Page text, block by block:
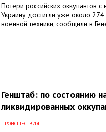
Потери российских оккупантов
Украину достигли уже около
военной техники, сообщили в
Генштаб: по состоянию
ликвидированных
ПРОИСШЕСТВИЯ